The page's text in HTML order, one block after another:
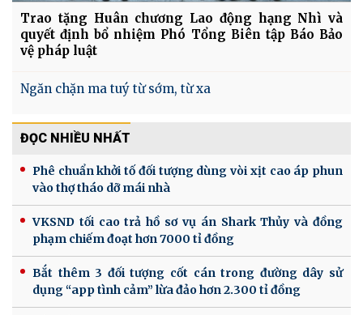
Trao tặng Huân chương Lao động hạng Nhì và
quyết định bổ nhiệm Phó Tổng Biên tập Báo Bảo
vệ pháp luật
Ngăn chặn ma tuý từ sớm, từ xa
ĐỌC NHIỀU NHẤT
Phê chuẩn khởi tố đối tượng dùng vòi xịt cao áp phun
vào thợ tháo dỡ mái nhà
VKSND tối cao trả hồ sơ vụ án Shark Thủy và đồng
phạm chiếm đoạt hơn 7000 tỉ đồng
Bắt thêm 3 đối tượng cốt cán trong đường dây sử
dụng “app tình cảm” lừa đảo hơn 2.300 tỉ đồng